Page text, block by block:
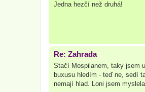
Jedna hezčí než druhá!
Re: Zahrada
Stačí Mospilanem, taky jsem
buxusu hledím - teď ne, sedí
nemají hlad. Loni jsem